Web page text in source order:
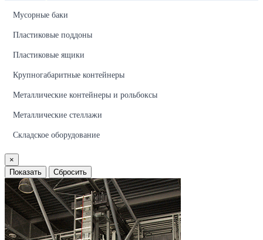
Мусорные баки
Пластиковые поддоны
Пластиковые ящики
Крупногабаритные контейнеры
Металлические контейнеры и рольбоксы
Металлические стеллажи
Складское оборудование
×
Показать
Сбросить